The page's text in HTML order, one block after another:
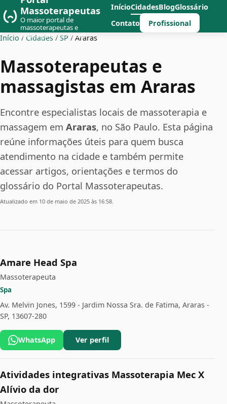
Massoterapeutas
O maior portal de
massoterapeutas e
massagistas do Brasil
InícioCidadesBlogGlossário
Contato
Profissional
Início / Cidades / SP / Araras
Massoterapeutas e
massagistas em Araras
Encontre especialistas locais de massoterapia e
massagem em Araras, no São Paulo. Esta página
reúne informações úteis para quem busca
atendimento na cidade e também permite
acessar artigos, orientações e termos do
glossário do Portal Massoterapeutas.
Atualizado em 10 de maio de 2025 às 16:58.
Amare Head Spa
Massoterapeuta
Spa
Av. Melvin Jones, 1599 - Jardim Nossa Sra. de Fatima, Araras -
SP, 13607-280
WhatsApp Ver perfil
Atividades integrativas Massoterapia Mec X
Alívio da dor